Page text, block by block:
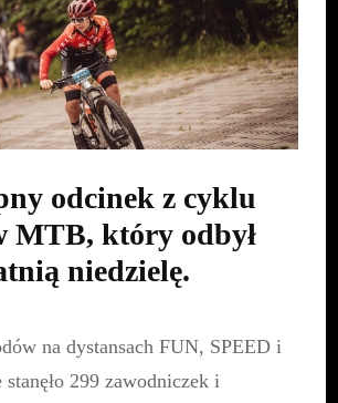
Pomerania
Maraton
Kartuzy
Złota
Góra
odcinek z cyklu
MTB, który odbył
niedzielę.
na dystansach FUN, SPEED i
stanęło 299 zawodniczek i